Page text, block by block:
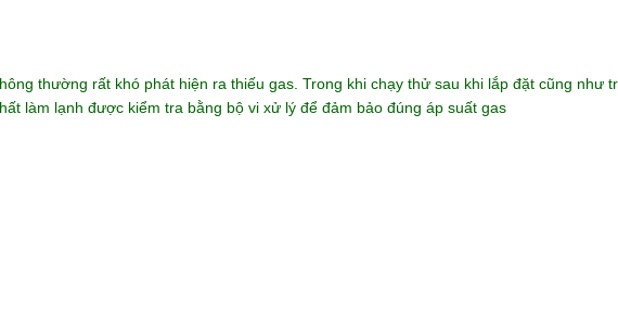
thường rất khó phát hiện ra thiếu gas. Trong khi chạy thử sau khi lắp đặt cũng như
làm lạnh được kiểm tra bằng bộ vi xử lý để đảm bảo đúng áp suất gas